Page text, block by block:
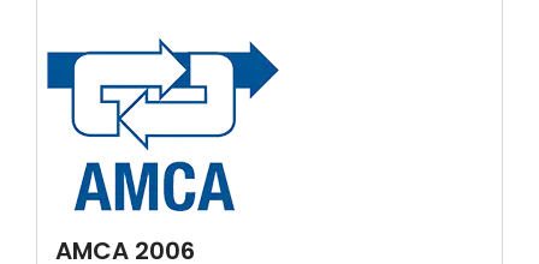
AMCA 2006